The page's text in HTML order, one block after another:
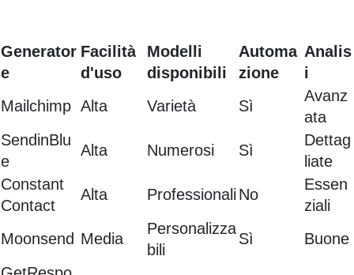
Generator
e
Facilità
d'uso
Modelli
disponibili
Automa
zione
Analis
i
Mailchimp Alta Varietà Sì
Avanz
ata
SendinBlu
e
Alta Numerosi Sì
Dettag
liate
Constant
Contact
Alta Professionali No
Essen
ziali
Moonsend Media
Personalizza
bili
Sì
Buone